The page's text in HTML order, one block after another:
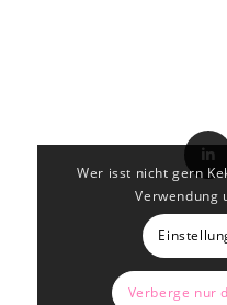
Wer isst nicht gern
Verwendung
Verberge nur